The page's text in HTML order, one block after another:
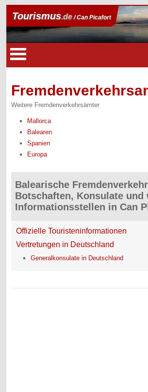
Tourismus.de/ Can Picafort
Weitere Fremdenverkehrsämter
Mallorca
Balearen
Spanien
Europa
Balearische
Botschaften, Konsulate und
Informationsstellen in Can
Offizielle Touristeninformationen
Vertretungen in Deutschland
Generalkonsulate in Deutschland